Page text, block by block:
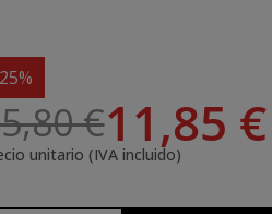
€11,85 €
unitario (IVA incluido)